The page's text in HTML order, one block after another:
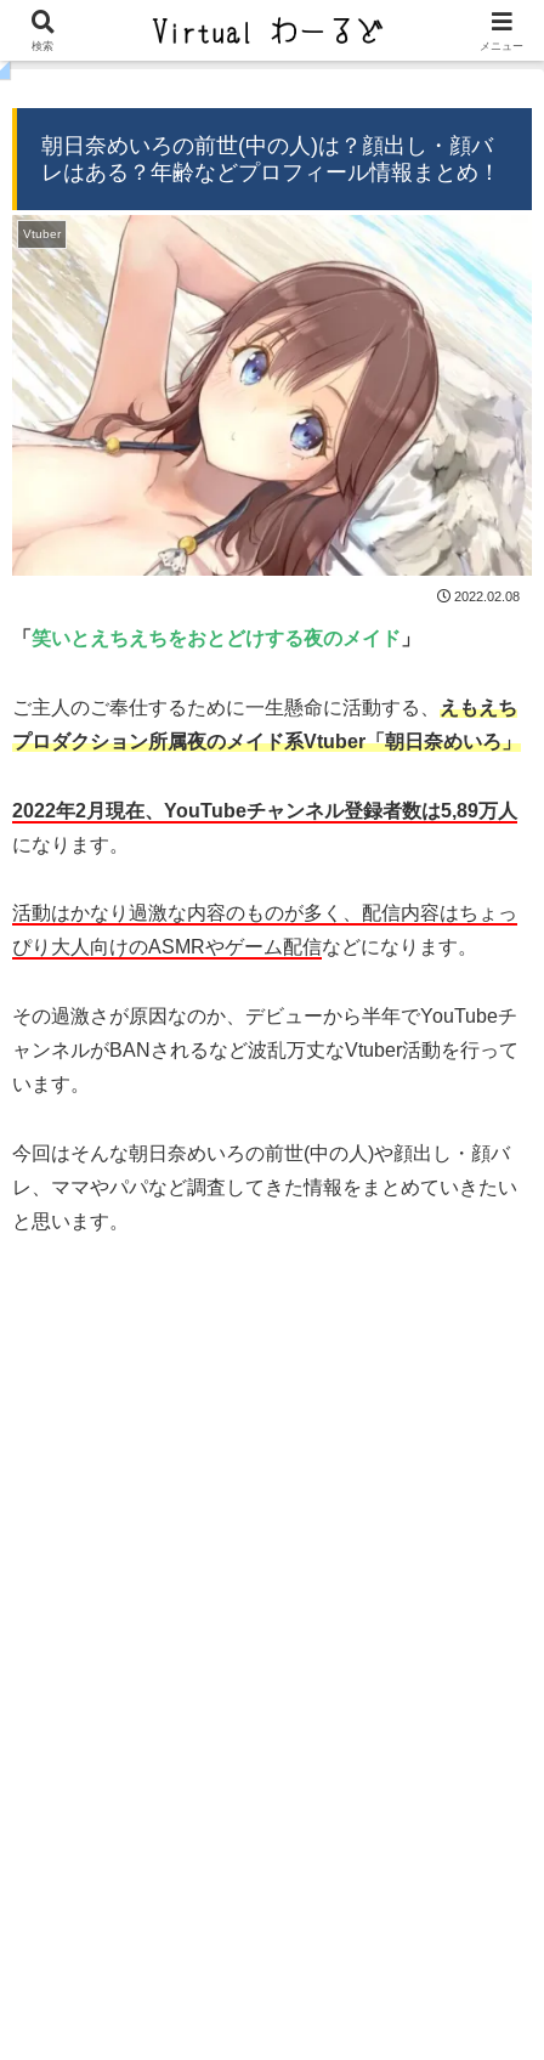
気になるを届ける−バーチャル情報局−
朝日奈めいろの前世(中の人)は？顔出し・顔バ
レはある？年齢などプロフィール情報まとめ！
Vtuber
2022.02.08
「 笑いとえちえちをおとどけする夜のメイド 」
ご主人のご奉仕するために一生懸命に活動する、 えもえち
プロダクション所属夜のメイド系Vtuber「朝日奈めいろ」
2022年2月現在、YouTubeチャンネル登録者数は5,89万人
になります。
活動はかなり過激な内容のものが多く、配信内容はちょっ
ぴり大人向けのASMRやゲーム配信などになります。
その過激さが原因なのか、デビューから半年でYouTubeチ
ャンネルがBANされるなど波乱万丈なVtuber活動を行って
います。
今回はそんな朝日奈めいろの前世(中の人)や顔出し・顔バ
レ、ママやパパなど調査してきた情報をまとめていきたい
と思います。
検索 メニュー